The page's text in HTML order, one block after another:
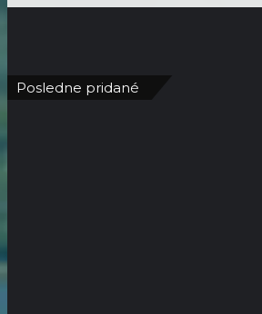
Posledne pridané